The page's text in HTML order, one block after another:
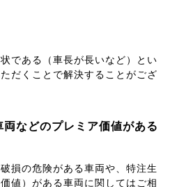
である（車長が長いなど）とい
だくことで解決することがござ
などのプレミア価値がある
損の危険がある車両や、特注生
値）がある車両に関してはご相